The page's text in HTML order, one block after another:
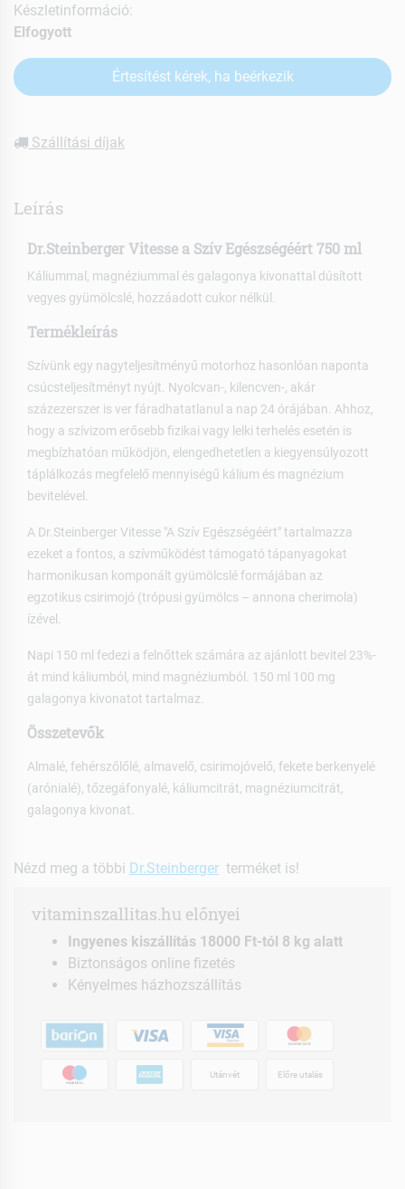
Készletinformáció:
Elfogyott
Értesítést kérek, ha beérkezik
Szállítási díjak
Leírás
Dr.Steinberger Vitesse a Szív Egészségéért 750 ml
Káliummal, magnéziummal és galagonya kivonattal dúsított
vegyes gyümölcslé, hozzáadott cukor nélkül.
Termékleírás
Szívünk egy nagyteljesítményű motorhoz hasonlóan naponta
csúcsteljesítményt nyújt. Nyolcvan-, kilencven-, akár
százezerszer is ver fáradhatatlanul a nap 24 órájában. Ahhoz,
hogy a szívizom erősebb fizikai vagy lelki terhelés esetén is
megbízhatóan működjön, elengedhetetlen a kiegyensúlyozott
táplálkozás megfelelő mennyiségű kálium és magnézium
bevitelével.
A Dr.Steinberger Vitesse "A Szív Egészségéért" tartalmazza
ezeket a fontos, a szívműködést támogató tápanyagokat
harmonikusan komponált gyümölcslé formájában az
egzotikus csirimojó (trópusi gyümölcs – annona cherimola)
ízével.
Napi 150 ml fedezi a felnőttek számára az ajánlott bevitel 23%-
át mind káliumból, mind magnéziumból. 150 ml 100 mg
galagonya kivonatot tartalmaz.
Összetevők
Almalé, fehérszőlőlé, almavelő, csirimojóvelő, fekete berkenyelé
(arónialé), tőzegáfonyalé, káliumcitrát, magnéziumcitrát,
galagonya kivonat.
Nézd meg a többi Dr.Steinberger terméket is!
vitaminszallitas.hu előnyei
Ingyenes kiszállítás 18000 Ft-tól 8 kg alatt
Biztonságos online fizetés
Kényelmes házhozszállítás
Utánvét Előre utalás